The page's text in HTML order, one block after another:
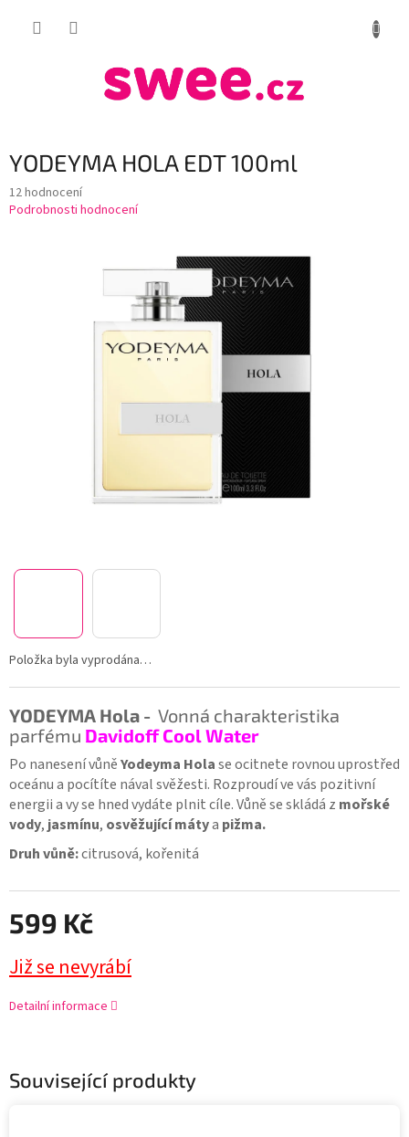
YODEYMA HOLA EDT 100ml
Průměrné
hodnocení
12 hodnocení
Podrobnosti hodnocení
599 Kč
Již se nevyrábí
Položka byla vyprodána…
YODEYMA Hola - Vonná charakteristika
parfému Davidoff Cool Water
Po nanesení vůněYodeyma Holase ocitnete rovnou uprostřed
oceánu a pocítíte nával svěžesti. Rozproudí ve vás pozitivní
energii a vy se hned vydáte plnit cíle. Vůně se skládá z mořské
vody, jasmínu, osvěžující mátya pižma.
Druh vůně:citrusová, kořenitá
Detailní informace
Související produkty